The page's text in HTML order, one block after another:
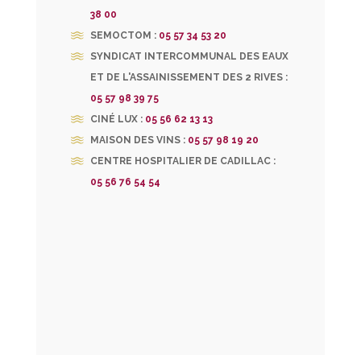
38 00
SEMOCTOM : 05 57 34 53 20
SYNDICAT INTERCOMMUNAL DES EAUX
ET DE L'ASSAINISSEMENT DES 2 RIVES :
05 57 98 39 75
CINÉ LUX : 05 56 62 13 13
MAISON DES VINS : 05 57 98 19 20
CENTRE HOSPITALIER DE CADILLAC :
05 56 76 54 54